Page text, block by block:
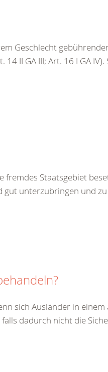
Geschlecht
II GA III; Art. 16 I GA IV).
fremdes Staatsgebiet
unterzubringen und
sich Ausländer in
dadurch nicht die